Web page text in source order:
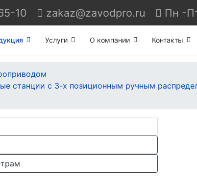
10 Пн -
Услуги О компании Контакты
станции с 3-х позиционным ручным